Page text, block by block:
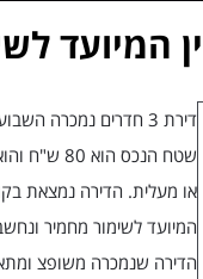
שטח הנכס
או מעלית. הדירה נמצאת
המיועד לשימור מחמיר
הדירה שנמכרה משופצ